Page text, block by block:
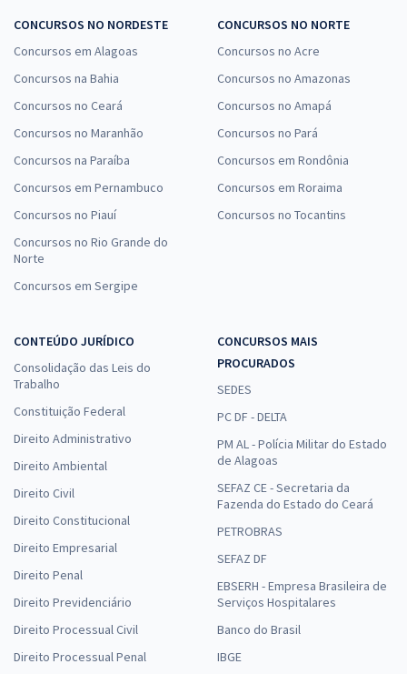
CONCURSOS NO NORDESTE
Concursos em Alagoas
Concursos na Bahia
Concursos no Ceará
Concursos no Maranhão
Concursos na Paraíba
Concursos em Pernambuco
Concursos no Piauí
Concursos no Rio Grande do
Norte
Concursos em Sergipe
CONCURSOS NO NORTE
Concursos no Acre
Concursos no Amazonas
Concursos no Amapá
Concursos no Pará
Concursos em Rondônia
Concursos em Roraima
Concursos no Tocantins
CONTEÚDO JURÍDICO
Consolidação das Leis do
Trabalho
Constituição Federal
Direito Administrativo
Direito Ambiental
Direito Civil
Direito Constitucional
Direito Empresarial
Direito Penal
Direito Previdenciário
Direito Processual Civil
Direito Processual Penal
CONCURSOS MAIS
PROCURADOS
SEDES
PC DF - DELTA
PM AL - Polícia Militar do Estado
de Alagoas
SEFAZ CE - Secretaria da
Fazenda do Estado do Ceará
PETROBRAS
SEFAZ DF
EBSERH - Empresa Brasileira de
Serviços Hospitalares
Banco do Brasil
IBGE